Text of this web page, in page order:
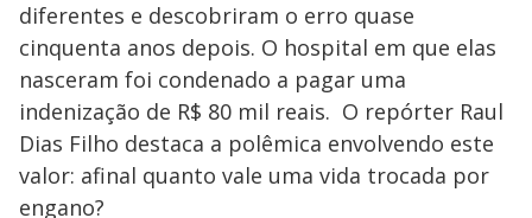
diferentes e descobriram o erro quase
cinquenta anos depois. O hospital em que elas
nasceram foi condenado a pagar uma
indenização de R$ 80 mil reais. O repórter Raul
Dias Filho destaca a polêmica envolvendo este
valor: afinal quanto vale uma vida trocada por
engano?